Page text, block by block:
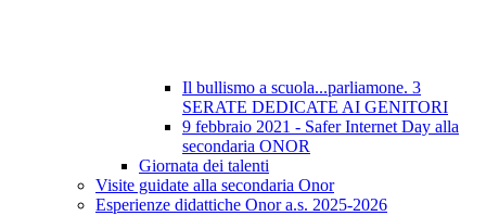
Il bullismo a scuola...parliamone. 3
SERATE DEDICATE AI GENITORI
9 febbraio 2021 - Safer Internet Day alla
secondaria ONOR
Giornata dei talenti
Visite guidate alla secondaria Onor
Esperienze didattiche Onor a.s. 2025-2026